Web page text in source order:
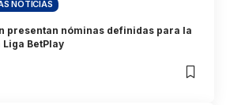
NOTICIAS
presentan nóminas definidas para la
BetPlay